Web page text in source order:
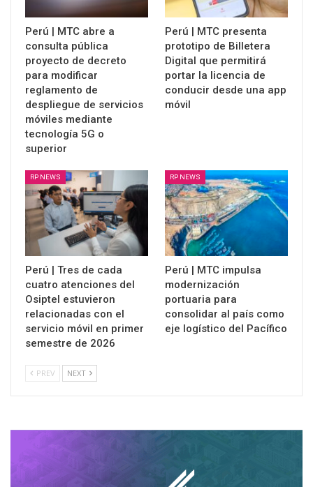
Perú | MTC abre a
consulta pública
proyecto de decreto
para modificar
reglamento de
despliegue de servicios
móviles mediante
tecnología 5G o
superior
Perú | MTC presenta
prototipo de Billetera
Digital que permitirá
portar la licencia de
conducir desde una app
móvil
RP NEWS
Perú | Tres de cada
cuatro atenciones del
Osiptel estuvieron
relacionadas con el
servicio móvil en primer
semestre de 2026
RP NEWS
Perú | MTC impulsa
modernización
portuaria para
consolidar al país como
eje logístico del Pacífico
PREV NEXT